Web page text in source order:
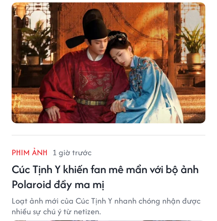
PHIM ẢNH 1 giờ trước
Cúc Tịnh Y khiến fan mê mẩn với bộ ảnh
Polaroid đầy ma mị
Loạt ảnh mới của Cúc Tịnh Y nhanh chóng nhận được
nhiều sự chú ý từ netizen.